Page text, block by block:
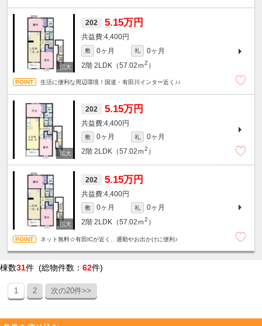
202 5.15万円
4,400円
敷 0ヶ月 礼
0ヶ月
2階 2LDK（57.02ｍ2 ）
生活に便利な周辺環境！国道・有田川インター近く♪♪
202 5.15万円
4,400円
敷 0ヶ月 礼
0ヶ月
2階 2LDK（57.02ｍ2 ）
202 5.15万円
4,400円
敷 0ヶ月 礼
0ヶ月
2階 2LDK（57.02ｍ2 ）
ネット無料☆有田ICが近く、通勤やお出かけに便利♪
棟数31件 (総物件数： 62件)
1 2 次の20件>>